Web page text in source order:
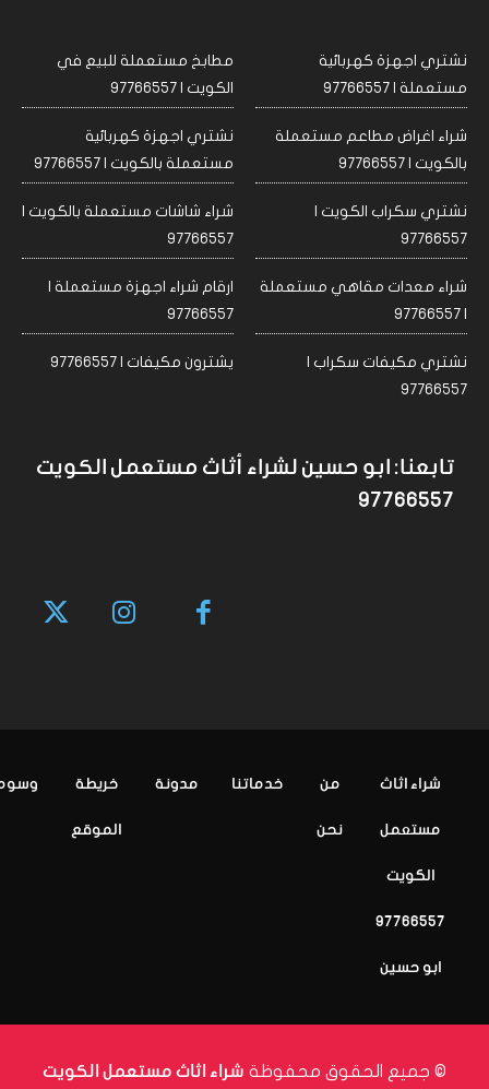
نشتري اجهزة كهربائية
مستعملة | 97766557
مطابخ مستعملة للبيع في
الكويت | 97766557
شراء اغراض مطاعم مستعملة
بالكويت | 97766557
نشتري اجهزة كهربائية
مستعملة بالكويت | 97766557
نشتري سكراب الكويت |
97766557
شراء شاشات مستعملة بالكويت |
97766557
شراء معدات مقاهي مستعملة
| 97766557
ارقام شراء اجهزة مستعملة |
97766557
نشتري مكيفات سكراب |
97766557
يشترون مكيفات | 97766557
تابعنا: ابو حسين لشراء أثاث مستعمل الكويت
97766557
شراء اثاث
مستعمل
الكويت
97766557
ابو حسين
من
نحن
خدماتنا مدونة خريطة
الموقع
© جميع الحقوق محفوظة شراء اثاث مستعمل الكويت